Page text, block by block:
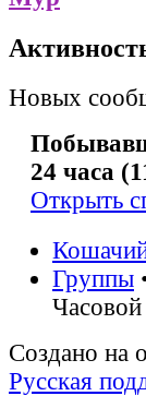
Новых
24 часа
Открыть
Группы
Создано на
Русская